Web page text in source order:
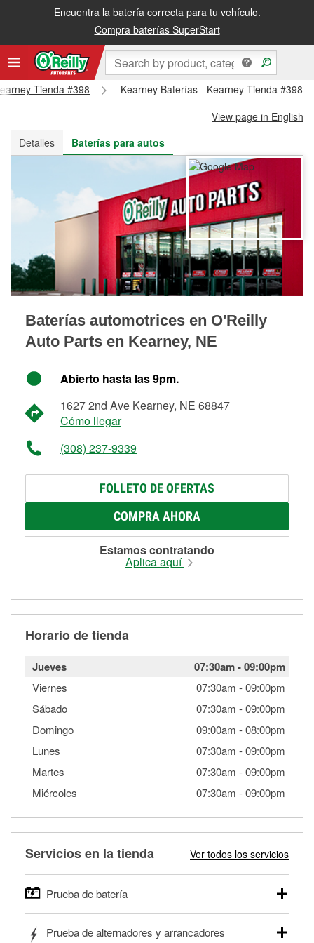
Encuentra la batería correcta para tu vehículo.
Compra baterías SuperStart
Recibe tu orden gratis al día siguiente o recógela en la tienda
Tienda #398
Kearney Baterías - Kearney Tienda #398
View page in English
Detalles
Baterías para autos
Baterías automotrices en O'Reilly
Auto Parts en Kearney, NE
Abierto hasta las 9pm.
1627 2nd Ave Kearney, NE 68847
Cómo llegar
(308) 237-9339
FOLLETO DE OFERTAS
COMPRA AHORA
Estamos contratando
Aplica aquí
Horario de tienda
Jueves 07:30am-09:00pm
Viernes 07:30am -09:00pm
Sábado
07:30am -09:00pm
Domingo
09:00am -08:00pm
Lunes
07:30am -09:00pm
Martes
07:30am -09:00pm
Miércoles
07:30am -09:00pm
Servicios en la tienda Ver todos los servicios
Prueba de batería
autos, camionetas, SUVs, vehículos comerciales y
Prueba de alternadores y arrancadores